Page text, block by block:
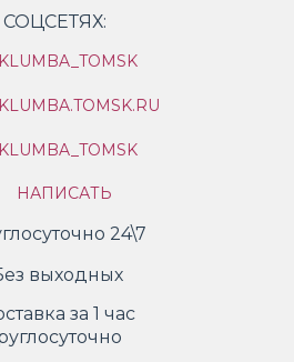
СОЦСЕТЯХ:
KLUMBA_TOMSK
KLUMBA.TOMSK.RU
KLUMBA_TOMSK
НАПИСАТЬ
24\7
выходных
за 1 час